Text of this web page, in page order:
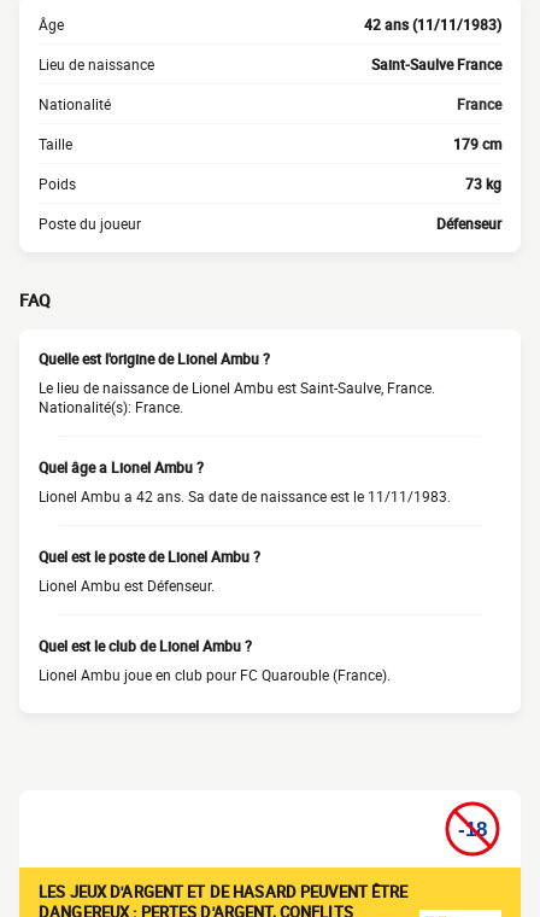
Âge 42 ans (11/11/1983)
Lieu de naissance Saint-Saulve France
Nationalité France
Taille 179 cm
Poids 73 kg
Poste du joueur Défenseur
FAQ
Quelle est l'origine de Lionel Ambu ?
Le lieu de naissance de Lionel Ambu est Saint-Saulve, France.
Nationalité(s): France.
Quel âge a Lionel Ambu ?
Lionel Ambu a 42 ans. Sa date de naissance est le 11/11/1983.
Quel est le poste de Lionel Ambu ?
Lionel Ambu est Défenseur.
Quel est le club de Lionel Ambu ?
Lionel Ambu joue en club pour FC Quarouble (France).
LES JEUX D'ARGENT ET DE HASARD PEUVENT ÊTRE
DANGEREUX : PERTES D'ARGENT, CONFLITS